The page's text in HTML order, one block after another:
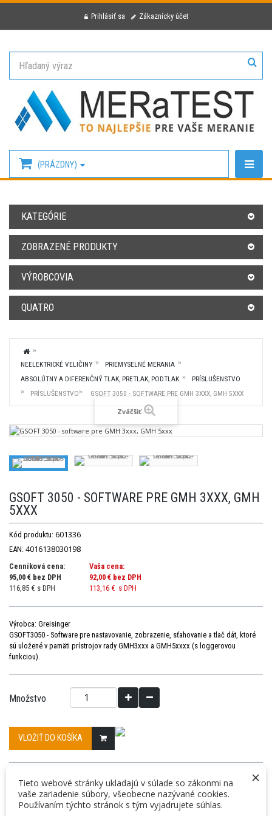
Prihlásiť sa Zákaznícky účet
(PRÁZDNY)
KATEGÓRIE
ZOBRAZENÉ PRODUKTY
VÝROBCOVIA
QUATRO
NEELEKTRICKÉ VELIČINY
PRIEMYSELNÉ MERANIA
ABSOLÚTNY A DIFERENČNÝ TLAK, PRETLAK, PODTLAK
PRÍSLUŠENSTVO
PRÍSLUŠENSTVO
GSOFT 3050 - SOFTWARE PRE GMH 3XXX, GMH 5XXX
Zväčšiť
GSOFT 3050 - SOFTWARE PRE GMH 3XXX, GMH
5XXX
Kód produktu: 601336
EAN: 4016138030198
Cenníková cena:
95,00 € bez DPH
116,85 € s DPH
Vaša cena:
92,00 € bez DPH
113,16 € s DPH
Výrobca: Greisinger
GSOFT3050 - Software pre nastavovanie, zobrazenie, sťahovanie a tlač dát, ktoré
sú uložené v pamäti prístrojov rady GMH3xxx a GMH5xxxx (s loggerovou
funkciou).
Množstvo
VLOŽIŤ DO KOŠÍKA
Nasledujúci produkt »
DETAILY PRÍSLUŠENSTVO
×
Tieto webové stránky ukladajú v súlade so zákonmi na
vaše zariadenie súbory, všeobecne nazývané cookies.
Používaním týchto stránok s tým vyjadrujete súhlas.